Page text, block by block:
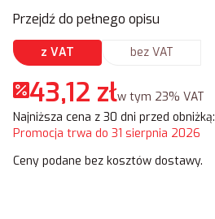
Przejdź do pełnego opisu
z VAT bez VAT
43,12 złw tym 23% VAT
w tym 23% VAT
Najniższa cena z 30 dni przed obniżką:
Promocja trwa do 31 sierpnia 2026
Ceny podane bez kosztów dostawy.